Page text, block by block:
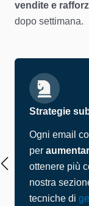
vendite e
dopo settimana.
Strategie
Ogni email
per
ottenere più
nostra
tecniche di